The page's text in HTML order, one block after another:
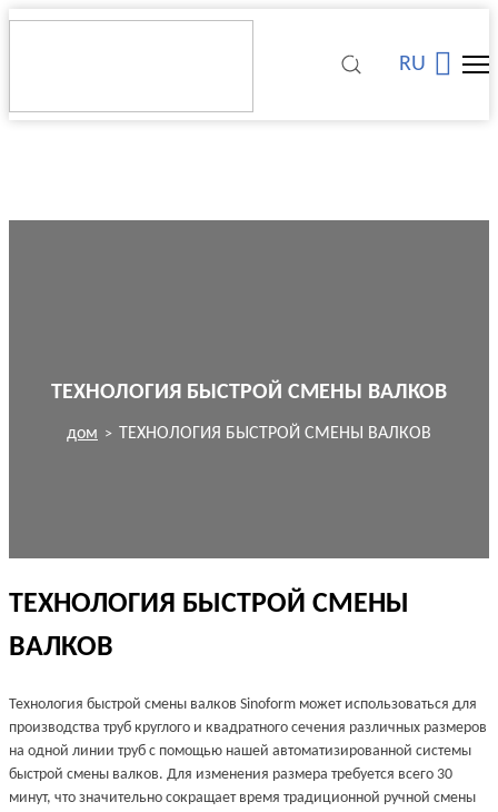
RU
ТЕХНОЛОГИЯ БЫСТРОЙ СМЕНЫ ВАЛКОВ
дом > ТЕХНОЛОГИЯ БЫСТРОЙ СМЕНЫ ВАЛКОВ
ТЕХНОЛОГИЯ БЫСТРОЙ СМЕНЫ
ВАЛКОВ
Технология быстрой смены валков Sinoform может использоваться для
производства труб круглого и квадратного сечения различных размеров
на одной линии труб с помощью нашей автоматизированной системы
быстрой смены валков. Для изменения размера требуется всего 30
минут, что значительно сокращает время традиционной ручной смены